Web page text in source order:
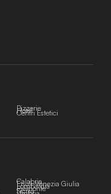
Pizzerie
Hotel
Centri Estetici
Calabria
Friuli-Venezia Giulia
Lombardia
Piemonte
Sicilia